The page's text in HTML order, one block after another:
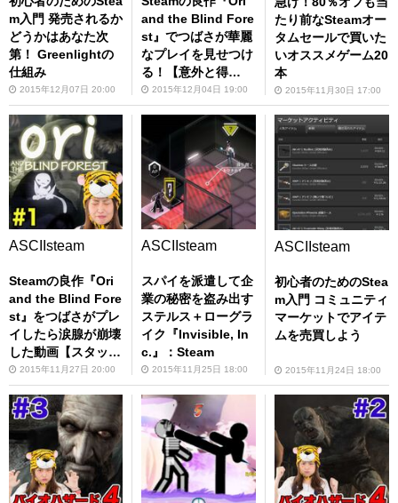
m入門 発売されるか
どうかはあなた次
第！ Greenlightの
仕組み
2015年12月07日 20:00
and the Blind Fore
st』でつばさが華麗
なプレイを見せつけ
る！【意外と得
意？】
2015年12月04日 19:00
たり前なSteamオー
タムセールで買いた
いオススメゲーム20
本
2015年11月30日 17:00
ASCIIsteam
Steamの良作『Ori
and the Blind Fore
st』をつばさがプレ
イしたら涙腺が崩壊
した動画【スタッフ
困惑】
2015年11月27日 20:00
ASCIIsteam
スパイを派遣して企
業の秘密を盗み出す
ステルス＋ローグラ
イク『Invisible, In
c.』：Steam
2015年11月25日 18:00
ASCIIsteam
初心者のためのStea
m入門 コミュニティ
マーケットでアイテ
ムを売買しよう
2015年11月24日 18:00